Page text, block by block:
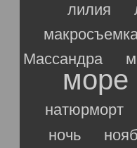
лилия
Массандра
море
натюрморт
ночь